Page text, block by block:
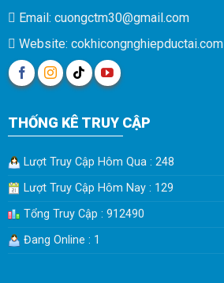
Email: cuongctm30@gmail.com
Website: cokhicongnghiepductai.com
THỐNG KÊ TRUY CẬP
Lượt Truy Cập Hôm Qua : 248
Lượt Truy Cập Hôm Nay : 129
Tổng Truy Cập : 912490
Đang Online : 1